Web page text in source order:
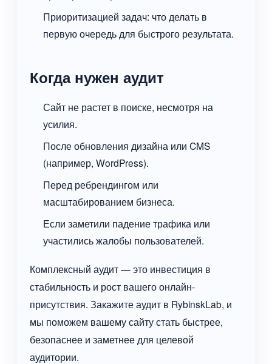
Приоритизацией задач: что делать в
первую очередь для быстрого результата.
Когда нужен аудит
Сайт не растет в поиске, несмотря на
усилия.
После обновления дизайна или CMS
(например, WordPress).
Перед ребрендингом или
масштабированием бизнеса.
Если заметили падение трафика или
участились жалобы пользователей.
Комплексный аудит — это инвестиция в
стабильность и рост вашего онлайн-
присутствия. Закажите аудит в RybinskLab, и
мы поможем вашему сайту стать быстрее,
безопаснее и заметнее для целевой
аудитории.